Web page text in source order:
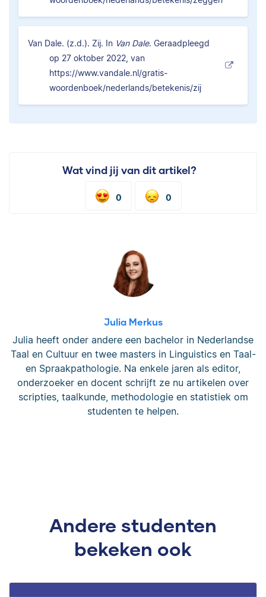
Van Dale. (z.d.). Zij. In Van Dale. Geraadpleegd
op 27 oktober 2022, van
https://www.vandale.nl/gratis-
woordenboek/nederlands/betekenis/zij
Wat vind jij van dit artikel?
0 0
Julia Merkus
Julia heeft onder andere een bachelor in Nederlandse
Taal en Cultuur en twee masters in Linguistics en Taal-
en Spraakpathologie. Na enkele jaren als editor,
onderzoeker en docent schrijft ze nu artikelen over
scripties, taalkunde, methodologie en statistiek om
studenten te helpen.
Andere studenten
bekeken ook